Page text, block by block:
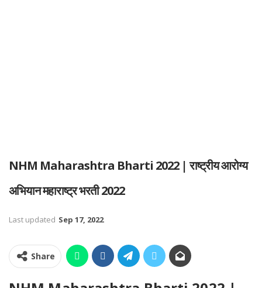
NHM Maharashtra Bharti 2022 | राष्ट्रीय आरोग्य
अभियान महाराष्ट्र भरती 2022
Last updated Sep 17, 2022
Share